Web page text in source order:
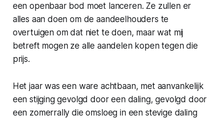
een openbaar bod moet lanceren. Ze zullen er
alles aan doen om de aandeelhouders te
overtuigen om dat niet te doen, maar wat mij
betreft mogen ze alle aandelen kopen tegen die
prijs.
Het jaar was een ware achtbaan, met aanvankelijk
een stijging gevolgd door een daling, gevolgd door
een zomerrally die omsloeg in een stevige daling